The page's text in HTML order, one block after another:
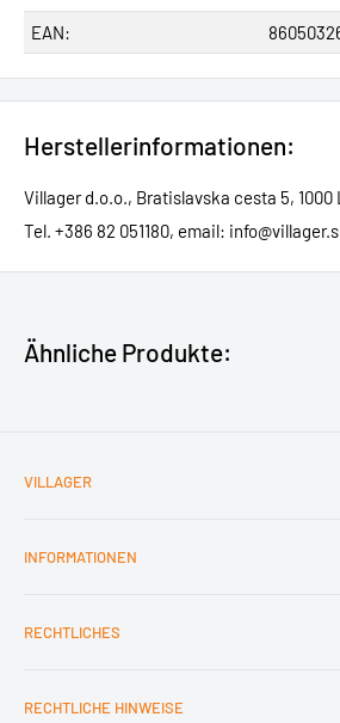
EAN:
Herstellerinformationen:
Villager d.o.o., Bratislavska cesta 5,
Tel. +386 82 051180, email:
Ähnliche Produkte:
VILLAGER
Impressum
Über Villager
INFORMATIONEN
Hinweise zur Entsorgung von Altbatterien
Elektronikgeräten
RECHTLICHES
Datenschutzerklärung
RECHTLICHE HINWEISE